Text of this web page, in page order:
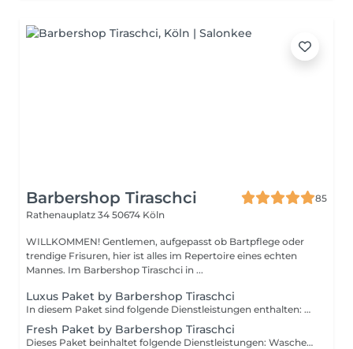
Barbershop Tiraschci
85
Rathenauplatz 34 50674 Köln
WILLKOMMEN! Gentlemen, aufgepasst ob Bartpflege oder
trendige Frisuren, hier ist alles im Repertoire eines echten
Mannes. Im Barbershop Tiraschci in ...
Luxus Paket by Barbershop Tiraschci
In diesem Paket sind folgende Dienstleistungen enthalten: Waschen Schneiden Föhnen Bartrasur Augenbrauen zupfen Gesichtsmaske
Fresh Paket by Barbershop Tiraschci
Dieses Paket beinhaltet folgende Dienstleistungen: Waschen Schneiden Stylen Bartrasur Augenbrauen